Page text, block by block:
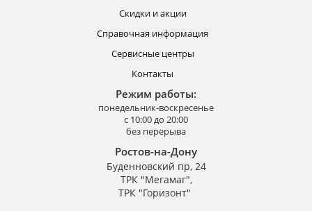
Скидки и акции
Справочная информация
Сервисные центры
Контакты
Режим работы:
понедельник-воскресенье
с 10:00 до 20:00
без перерыва
Ростов-на-Дону
Буденновский пр, 24
ТРК "Мегамаг",
ТРК "Горизонт"